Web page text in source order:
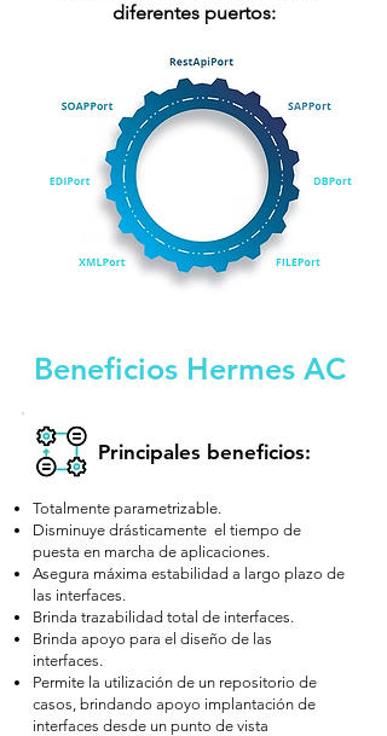
diferentes puertos:
Beneficios Hermes AC
Principales beneficios:
Totalmente parametrizable.
Disminuye drásticamente el tiempo de
puesta en marcha de aplicaciones.
Asegura máxima estabilidad a largo plazo de
las interfaces.
Brinda trazabilidad total de interfaces.
Brinda apoyo para el diseño de las
interfaces.
Permite la utilización de un repositorio de
casos, brindando apoyo implantación de
interfaces desde un punto de vista